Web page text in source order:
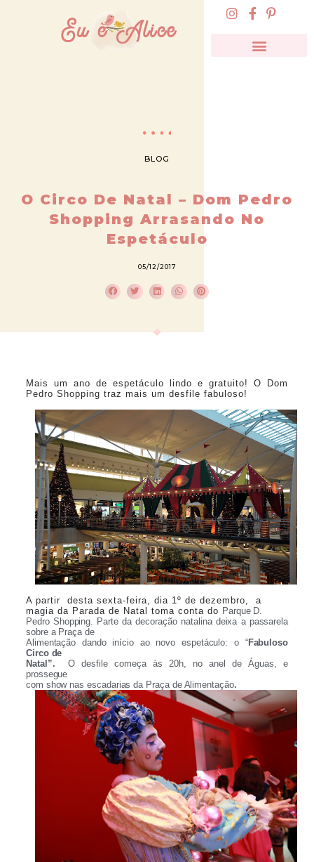
BLOG
O Circo De Natal – Dom Pedro
Shopping Arrasando No
Espetáculo
05/12/2017
Mais um ano de espetáculo lindo e gratuito! O Dom
Pedro Shopping traz mais um desfile fabuloso!
A partir desta sexta-feira, dia 1º de dezembro, a
magia da Parada de Natal toma conta do Parque D.
Pedro Shopping. Parte da decoração natalina deixa a passarela
sobre a Praça de
Alimentação dando início ao novo espetáculo: o “Fabuloso
Circo de
Natal”. O desfile começa às 20h, no anel de Águas, e
prossegue
com show nas escadarias da Praça de Alimentação.